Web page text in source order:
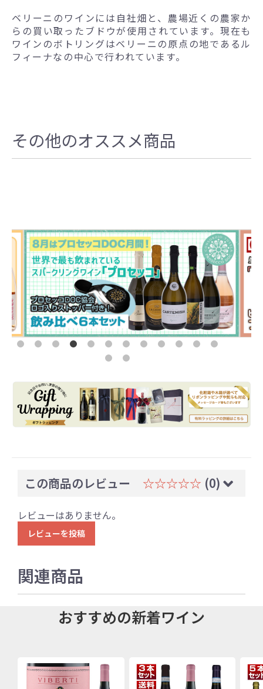
ベリーニのワインには自社畑と、農場近くの農家か
らの買い取ったブドウが使用されています。現在も
ワインのボトリングはベリーニの原点の地であるル
フィーナなの中心で行われています。
その他のオススメ商品
この商品のレビュー ☆☆☆☆☆ (0)
レビューはありません。
レビューを投稿
関連商品
おすすめの新着ワイン